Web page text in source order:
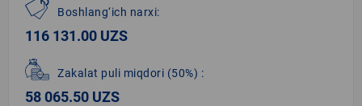
Boshlang‘ich narxi:
116 131.00 UZS
Zakalat puli miqdori (50%) :
58 065.50 UZS